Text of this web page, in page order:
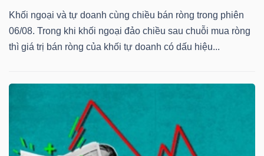
Khối ngoại và tự doanh cùng chiều bán ròng trong phiên
06/08. Trong khi khối ngoại đảo chiều sau chuỗi mua ròng
thì giá trị bán ròng của khối tự doanh có dấu hiệu...